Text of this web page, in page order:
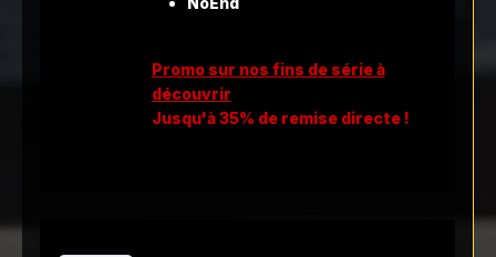
Promo sur nos fins de série à
découvrir
Jusqu'à 35% de remise directe !